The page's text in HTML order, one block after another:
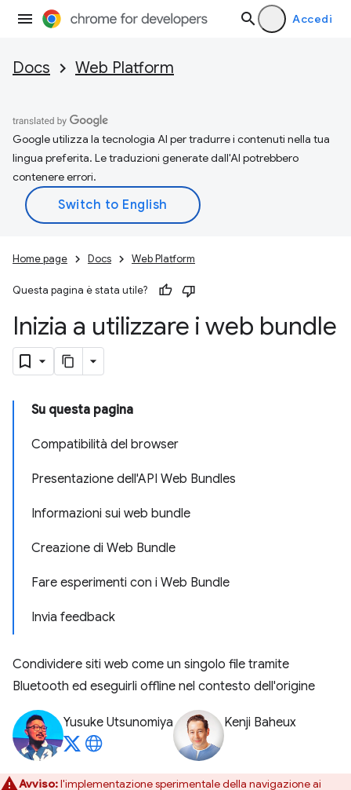
Accedi
Docs Web Platform
Google utilizza la tecnologia AI per tradurre i contenuti nella tua
lingua preferita. Le traduzioni generate dall'AI potrebbero
contenere errori.
Home page Docs Web Platform
Questa pagina è stata utile?
Inizia a utilizzare i web bundle
Su questa pagina
Compatibilità del browser
Presentazione dell'API Web Bundles
Informazioni sui web bundle
Creazione di Web Bundle
Fare esperimenti con i Web Bundle
Invia feedback
Condividere siti web come un singolo file tramite
Bluetooth ed eseguirli offline nel contesto dell'origine
Yusuke Utsunomiya Kenji Baheux
Avviso:l'implementazione sperimentale della navigazione ai